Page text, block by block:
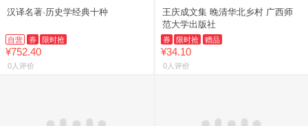
汉译名著·历史学经典十种
自营 券 限时抢
¥752.40
0人评价
王庆成文集 晚清华北乡村 广西师
范大学出版社
券 限时抢 赠品
¥34.10
0人评价